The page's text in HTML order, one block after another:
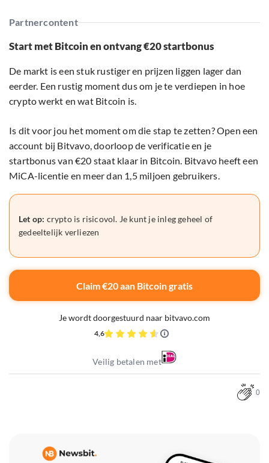
Partnercontent
Start met Bitcoin en ontvang €20 startbonus
De markt is een stuk rustiger en prijzen liggen lager dan
eerder. Een rustig moment dus om je te verdiepen in hoe
crypto werkt en wat Bitcoin is.
Is dit voor jou het moment om die stap te zetten? Open een
account bij Bitvavo, doorloop de verificatie en je
startbonus van €20 staat klaar in Bitcoin. Bitvavo heeft een
MiCA-licentie en meer dan 1,5 miljoen gebruikers.
Let op: crypto is risicovol. Je kunt je inleg geheel of
gedeeltelijk verliezen
Claim €20 aan Bitcoin gratis
Je wordt doorgestuurd naar bitvavo.com
4,6
Veilig betalen met
0